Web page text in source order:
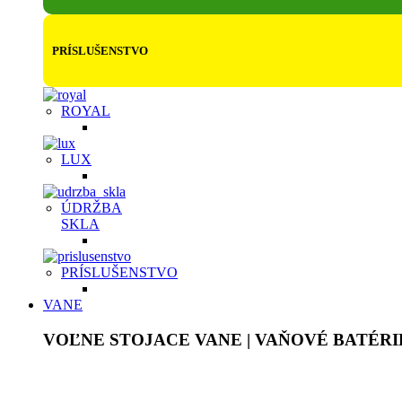
PRÍSLUŠENSTVO
ROYAL
LUX
ÚDRŽBA
SKLA
PRÍSLUŠENSTVO
VANE
VOĽNE STOJACE VANE | VAŇOVÉ